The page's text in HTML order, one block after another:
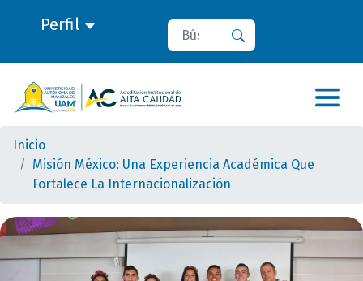
Perfil Buscar
Inicio
Misión México: Una Experiencia Académica Que
Fortalece La Internacionalización